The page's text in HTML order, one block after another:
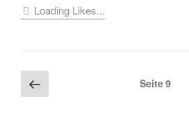
Loading Likes...
Seitennummerierung
der
Vorherige
Seite
Seite9